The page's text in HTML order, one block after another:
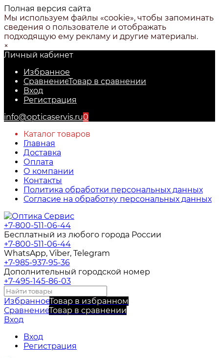
Полная версия сайта
Мы используем файлы «cookie», чтобы запоминать
сведения о пользователе и отображать
подходящую ему рекламу и другие материалы.
×
Личный кабинет
Избранное
СравнениеТовар в сравнении
Вход
Регистрация
info@opticaservis.ru0
Каталог товаров
Главная
Доставка
Оплата
О компании
Контакты
Политика обработки персональных данных
Согласие на обработку персональных данных
+7-800-511-06-44
Бесплатный из любого города России
+7-800-511-06-44
WhatsApp, Viber, Telegram
+7-985-937-95-36
Дополнительный городской номер
+7-495-145-86-03
ИзбранноеТовар в избранном
СравнениеТовар в сравнении
Вход
Вход
Регистрация